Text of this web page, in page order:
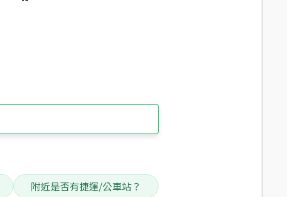
附近是否有捷運/公車站？